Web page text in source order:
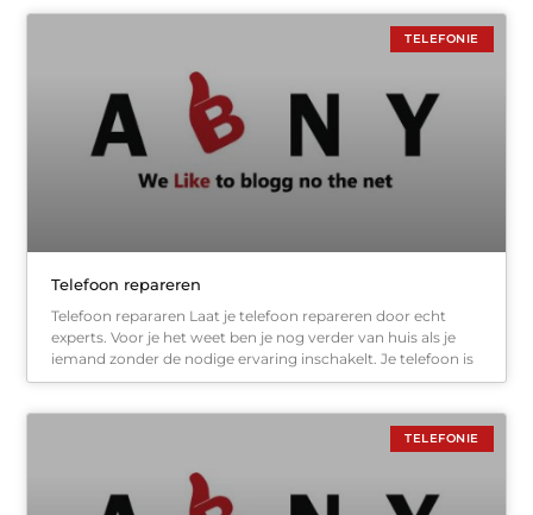
TELEFONIE
Telefoon repareren
Telefoon repararen Laat je telefoon repareren door echt
experts. Voor je het weet ben je nog verder van huis als je
iemand zonder de nodige ervaring inschakelt. Je telefoon is
TELEFONIE